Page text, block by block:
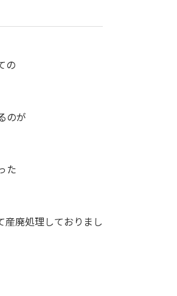
の
のが
た
産廃処理しておりまし